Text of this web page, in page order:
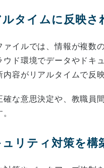
タイムに反映さ
イルでは、情報が複数
ド環境でデータやドキ
容がリアルタイムで反
な意思決定や、教職員
リティ対策を構